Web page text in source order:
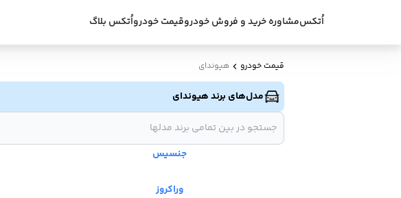
اُتکسمشاوره خرید و فروش خودروقیمت خودرواُتکس بلاگ
قیمت خودرو هیوندای
مدل‌های برند هیوندای
جنسیس
وراکروز